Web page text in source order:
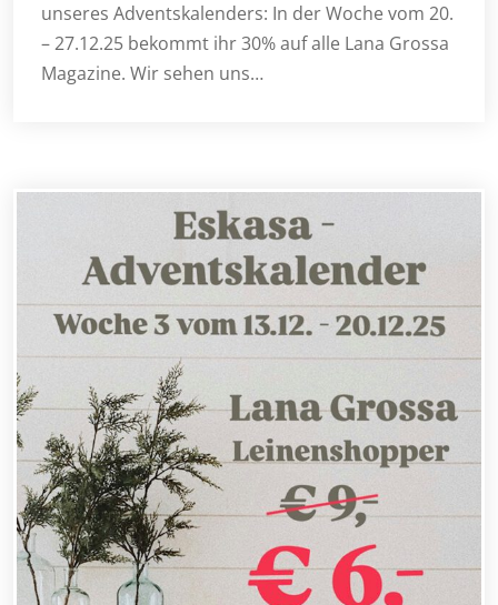
unseres Adventskalenders: In der Woche vom 20.
– 27.12.25 bekommt ihr 30% auf alle Lana Grossa
Magazine. Wir sehen uns…